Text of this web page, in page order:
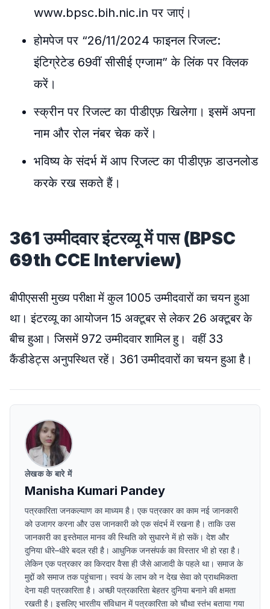
www.bpsc.bih.nic.in पर जाएं।
होमपेज पर “26/11/2024 फाइनल रिजल्ट:
इंटिग्रेटेड 69वीं सीसीई एग्जाम” के लिंक पर क्लिक
करें।
स्क्रीन पर रिजल्ट का पीडीएफ़ खिलेगा। इसमें अपना
नाम और रोल नंबर चेक करें।
भविष्य के संदर्भ में आप रिजल्ट का पीडीएफ़ डाउनलोड
करके रख सकते हैं।
361 उम्मीदवार इंटरव्यू में पास (BPSC
69th CCE Interview)
बीपीएससी मुख्य परीक्षा में कुल 1005 उम्मीदवारों का चयन हुआ
था। इंटरव्यू का आयोजन 15 अक्टूबर से लेकर 26 अक्टूबर के
बीच हुआ। जिसमें 972 उम्मीदवार शामिल हु। वहीं 33
कैंडीडेट्स अनुपस्थित रहें। 361 उम्मीदवारों का चयन हुआ है।
लेखक के बारे में
Manisha Kumari Pandey
पत्रकारिता जनकल्याण का माध्यम है। एक पत्रकार का काम नई जानकारी
को उजागर करना और उस जानकारी को एक संदर्भ में रखना है। ताकि उस
जानकारी का इस्तेमाल मानव की स्थिति को सुधारने में हो सकें। देश और
दुनिया धीरे–धीरे बदल रही है। आधुनिक जनसंपर्क का विस्तार भी हो रहा है।
लेकिन एक पत्रकार का किरदार वैसा ही जैसे आजादी के पहले था। समाज के
मुद्दों को समाज तक पहुंचाना। स्वयं के लाभ को न देख सेवा को प्राथमिकता
देना यही पत्रकारिता है। अच्छी पत्रकारिता बेहतर दुनिया बनाने की क्षमता
रखती है। इसलिए भारतीय संविधान में पत्रकारिता को चौथा स्तंभ बताया गया